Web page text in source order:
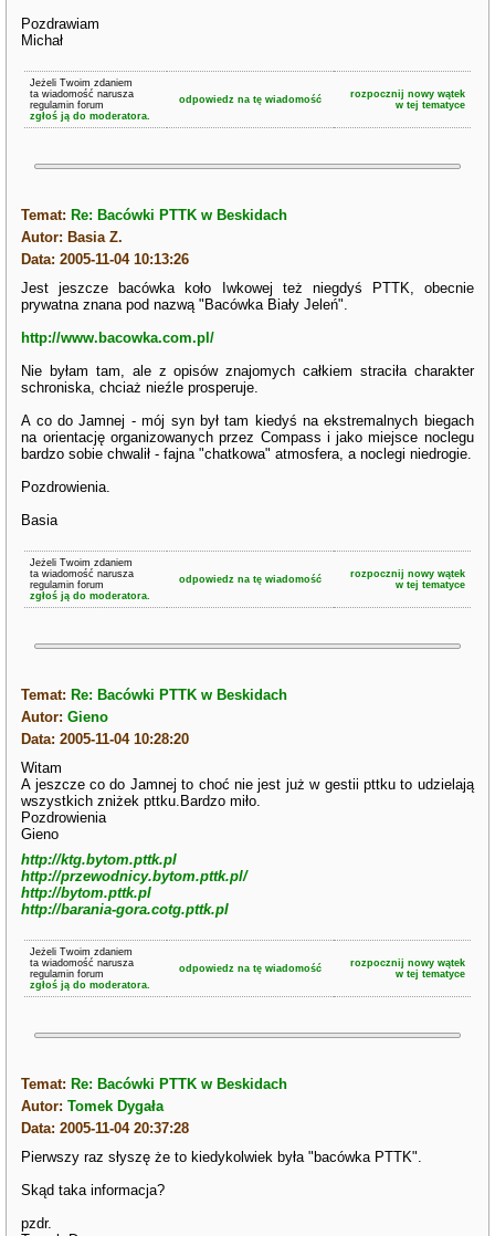
Pozdrawiam
Michał
Jeżeli Twoim zdaniem
ta wiadomość narusza
regulamin forum
zgłoś ją do moderatora.
odpowiedz na tę wiadomość
rozpocznij nowy wątek
w tej tematyce
Temat: Re: Bacówki PTTK w Beskidach
Autor: Basia Z.
Data: 2005-11-04 10:13:26
Jest jeszcze bacówka koło Iwkowej też niegdyś PTTK, obecnie
prywatna znana pod nazwą "Bacówka Biały Jeleń".
http://www.bacowka.com.pl/
Nie byłam tam, ale z opisów znajomych całkiem straciła charakter
schroniska, chciaż nieźle prosperuje.
A co do Jamnej - mój syn był tam kiedyś na ekstremalnych biegach
na orientację organizowanych przez Compass i jako miejsce noclegu
bardzo sobie chwalił - fajna "chatkowa" atmosfera, a noclegi niedrogie.
Pozdrowienia.
Basia
Jeżeli Twoim zdaniem
ta wiadomość narusza
regulamin forum
zgłoś ją do moderatora.
odpowiedz na tę wiadomość
rozpocznij nowy wątek
w tej tematyce
Temat: Re: Bacówki PTTK w Beskidach
Autor:Gieno
Data: 2005-11-04 10:28:20
Witam
A jeszcze co do Jamnej to choć nie jest już w gestii pttku to udzielają
wszystkich zniżek pttku.Bardzo miło.
Pozdrowienia
Gieno
http://ktg.bytom.pttk.pl
http://przewodnicy.bytom.pttk.pl/
http://bytom.pttk.pl
http://barania-gora.cotg.pttk.pl
Jeżeli Twoim zdaniem
ta wiadomość narusza
regulamin forum
zgłoś ją do moderatora.
odpowiedz na tę wiadomość
rozpocznij nowy wątek
w tej tematyce
Temat: Re: Bacówki PTTK w Beskidach
Autor:Tomek Dygała
Data: 2005-11-04 20:37:28
Pierwszy raz słyszę że to kiedykolwiek była "bacówka PTTK".
Skąd taka informacja?
pzdr.